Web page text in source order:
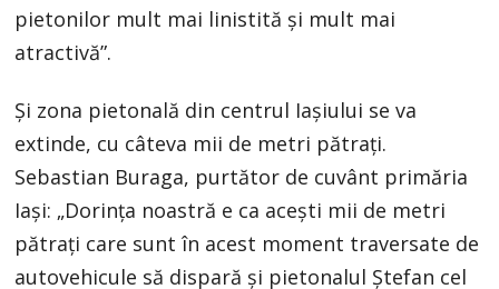
pietonilor mult mai linistită și mult mai
atractivă”.
Și zona pietonală din centrul Iașiului se va
extinde, cu câteva mii de metri pătrați.
Sebastian Buraga, purtător de cuvânt primăria
Iași: „Dorința noastră e ca acești mii de metri
pătrați care sunt în acest moment traversate de
autovehicule să dispară și pietonalul Ștefan cel